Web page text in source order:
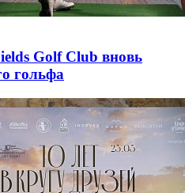
Golf Club вновь
гольфа